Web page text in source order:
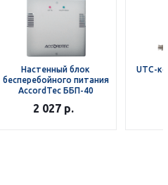
Настенный блок
бесперебойного питания
AccordTec ББП-40
2 027р.
UTC-